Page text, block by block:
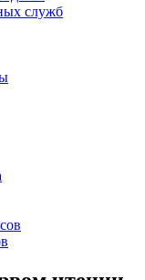
служб